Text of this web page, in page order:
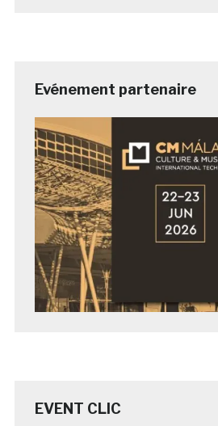
Evénement partenaire
EVENT CLIC